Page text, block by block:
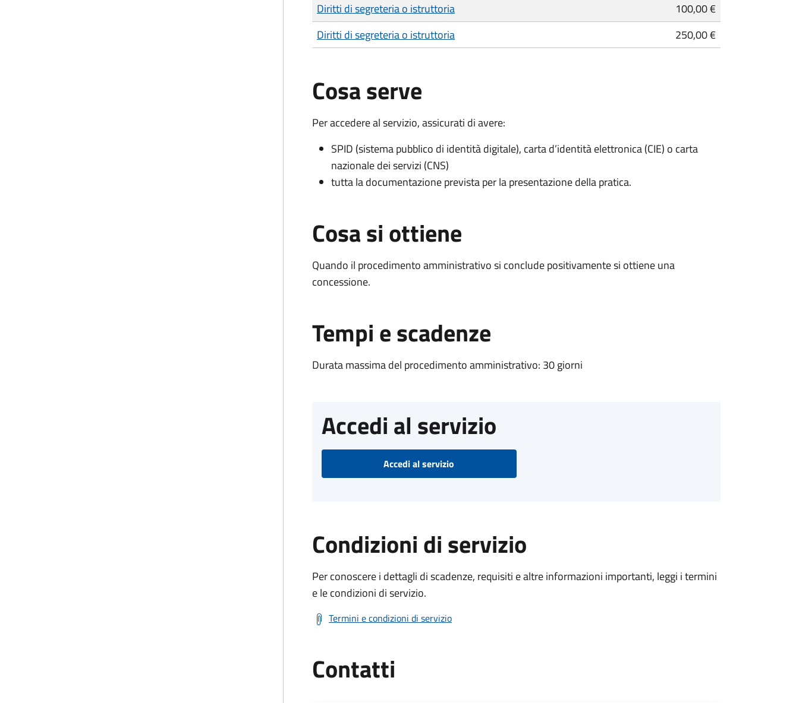
Diritti di segreteria o istruttoria
100,00 €
Diritti di segreteria o istruttoria
250,00 €
Cosa serve
Per accedere al servizio, assicurati di avere:
SPID (sistema pubblico di identità digitale), carta d’identità elettronica (CIE) o carta
nazionale dei servizi (CNS)
tutta la documentazione prevista per la presentazione della pratica.
Cosa si ottiene
Quando il procedimento amministrativo si conclude positivamente si ottiene una
concessione.
Tempi e scadenze
Durata massima del procedimento amministrativo: 30 giorni
Accedi al servizio
Accedi al servizio
Condizioni di servizio
Per conoscere i dettagli di scadenze, requisiti e altre informazioni importanti, leggi i termini
e le condizioni di servizio.
Termini e condizioni di servizio
Contatti